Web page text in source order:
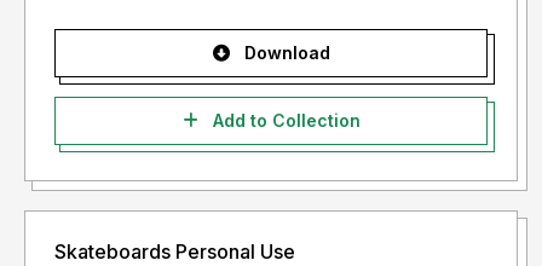
Download
Add to Collection
Skateboards Personal Use